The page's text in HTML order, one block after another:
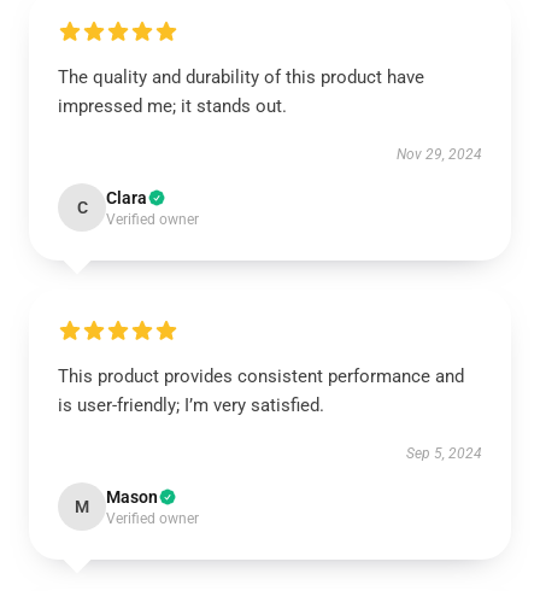
The quality and durability of this product have
impressed me; it stands out.
Nov 29, 2024
C Clara
Verified owner
This product provides consistent performance and
is user-friendly; I’m very satisfied.
Sep 5, 2024
M Mason
Verified owner